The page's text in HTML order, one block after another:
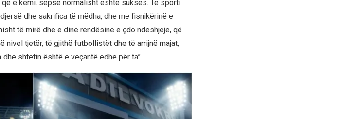
që e kemi, sepse normalisht është sukses. Te sporti
dhe sakrifica të mëdha, dhe me fisnikërinë e
të mirë dhe e dinë rëndësinë e çdo ndeshjeje, që
nivel tjetër, të gjithë futbollistët dhe të arrijnë majat,
shtetin është e veçantë edhe për ta”.